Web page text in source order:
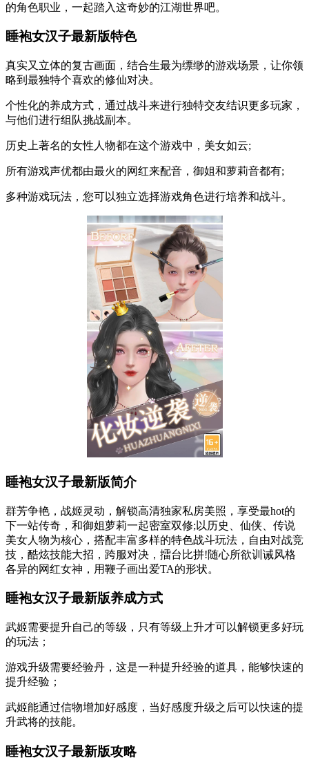
的角色职业，一起踏入这奇妙的江湖世界吧。
睡袍女汉子最新版特色
真实又立体的复古画面，结合生最为缥缈的游戏场景，让你领
略到最独特个喜欢的修仙对决。
个性化的养成方式，通过战斗来进行独特交友结识更多玩家，
与他们进行组队挑战副本。
历史上著名的女性人物都在这个游戏中，美女如云;
所有游戏声优都由最火的网红来配音，御姐和萝莉音都有;
多种游戏玩法，您可以独立选择游戏角色进行培养和战斗。
睡袍女汉子最新版简介
群芳争艳，战姬灵动，解锁高清独家私房美照，享受最hot的
下一站传奇，和御姐萝莉一起密室双修;以历史、仙侠、传说
美女人物为核心，搭配丰富多样的特色战斗玩法，自由对战竞
技，酷炫技能大招，跨服对决，擂台比拼!随心所欲训诫风格
各异的网红女神，用鞭子画出爱TA的形状。
睡袍女汉子最新版养成方式
武姬需要提升自己的等级，只有等级上升才可以解锁更多好玩
的玩法；
游戏升级需要经验丹，这是一种提升经验的道具，能够快速的
提升经验；
武姬能通过信物增加好感度，当好感度升级之后可以快速的提
升武将的技能。
睡袍女汉子最新版攻略